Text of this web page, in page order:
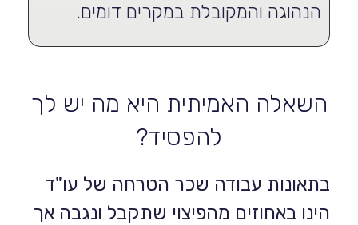
הנהוגה והמקובלת במקרים דומים.
השאלה האמיתית היא מה יש לך
להפסיד?
בתאונות עבודה שכר הטרחה של עו"ד
הינו באחוזים מהפיצוי שתקבל ונגבה אך